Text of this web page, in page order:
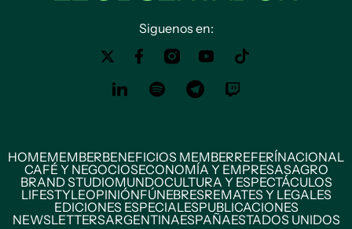
Siguenos en:
HOMEMEMBERBENEFICIOS MEMBERREFERÍNACIONAL
CAFÉ Y NEGOCIOSECONOMÍA Y EMPRESASAGRO
BRAND STUDIOMUNDOCULTURA Y ESPECTÁCULOS
LIFESTYLEOPINIÓNFÚNEBRESREMATES Y LEGALES
EDICIONES ESPECIALESPUBLICACIONES
NEWSLETTERSARGENTINAESPAÑAESTADOS UNIDOS